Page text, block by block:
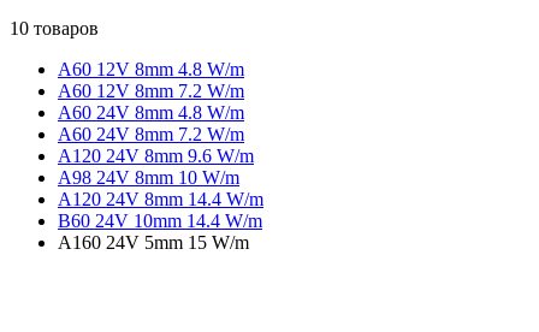
10 товаров
A60 12V 8mm 4.8 W/m
A60 12V 8mm 7.2 W/m
A60 24V 8mm 4.8 W/m
A60 24V 8mm 7.2 W/m
A120 24V 8mm 9.6 W/m
A98 24V 8mm 10 W/m
A120 24V 8mm 14.4 W/m
B60 24V 10mm 14.4 W/m
A160 24V 5mm 15 W/m